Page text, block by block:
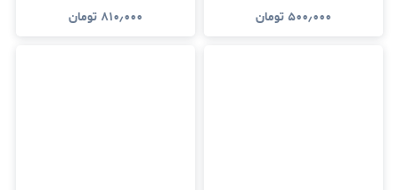
۵۰۰٫۰۰۰تومان ۸۱۰٫۰۰۰ تومان